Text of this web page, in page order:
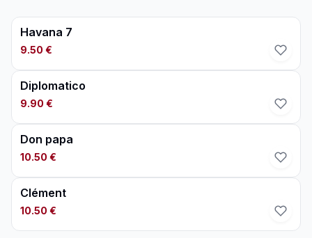
Havana 7
9.50 €
Diplomatico
9.90 €
Don papa
10.50 €
Clément
10.50 €